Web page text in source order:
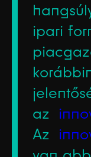
ipari
az
Az